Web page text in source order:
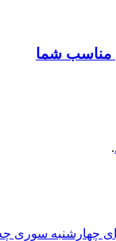
مناسب شما
.
چهارشنبه سوری